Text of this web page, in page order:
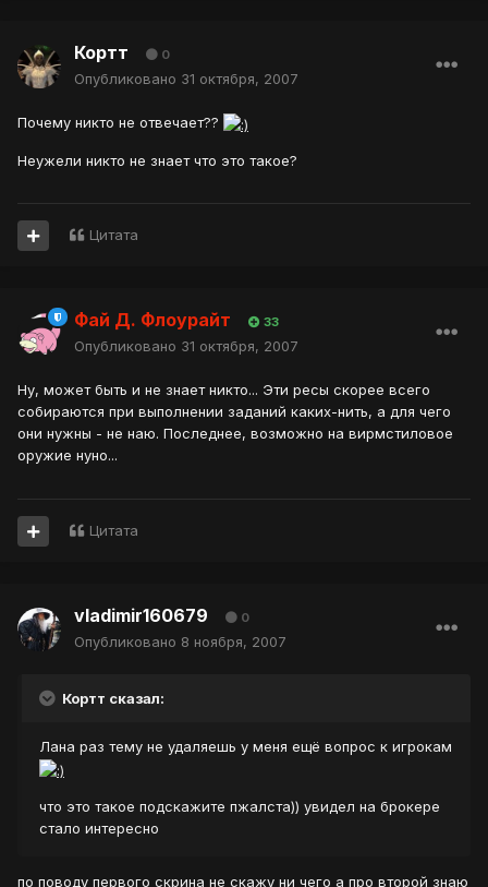
Кортт 0
Опубликовано 31 октября, 2007
Почему никто не отвечает??
Неужели никто не знает что это такое?
Цитата
Фай Д. Флоурайт 33
Опубликовано 31 октября, 2007
Ну, может быть и не знает никто... Эти ресы скорее всего
собираются при выполнении заданий каких-нить, а для чего
они нужны - не наю. Последнее, возможно на вирмстиловое
оружие нуно...
Цитата
vladimir160679 0
Опубликовано 8 ноября, 2007
Кортт сказал:
Лана раз тему не удаляешь у меня ещё вопрос к игрокам
что это такое подскажите пжалста)) увидел на брокере
стало интересно
по поводу первого скрина не скажу ни чего а про второй знаю